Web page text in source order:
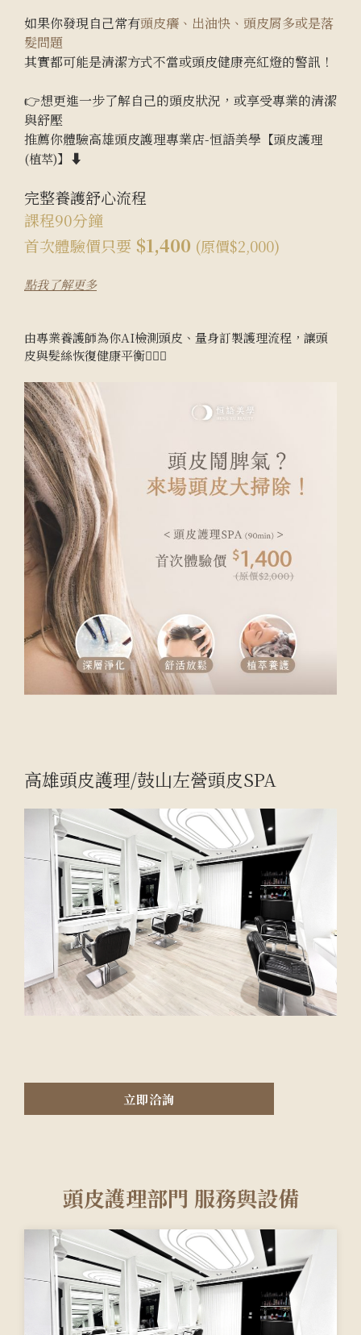
如果你發現自己常有頭皮癢、出油快、頭皮屑多或是落
髮問題
其實都可能是清潔方式不當或頭皮健康亮紅燈的警訊！
👉想更進一步了解自己的頭皮狀況，或享受專業的清潔
與舒壓
推薦你體驗高雄頭皮護理專業店-恒語美學【頭皮護理
(植萃)】⬇️
完整養護舒心流程
課程90分鐘
首次體驗價只要 $1,400 (原價$2,000)
點我了解更多
由專業養護師為你AI檢測頭皮、量身訂製護理流程，讓頭
皮與髮絲恢復健康平衡💆‍♀️✨
高雄頭皮護理/鼓山左營頭皮SPA
立即洽詢
頭皮護理部門 服務與設備